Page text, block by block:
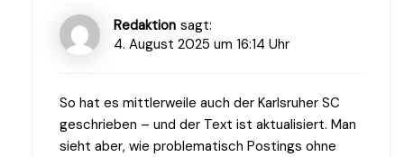
Redaktion sagt:
4. August 2025 um 16:14 Uhr
So hat es mittlerweile auch der Karlsruher SC
geschrieben – und der Text ist aktualisiert. Man
sieht aber, wie problematisch Postings ohne